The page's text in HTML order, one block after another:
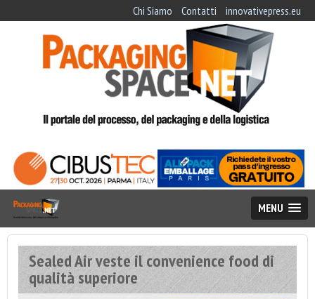
Chi Siamo Contatti innovativepress.eu
MENU
Sealed Air veste il convenience food di
qualità superiore